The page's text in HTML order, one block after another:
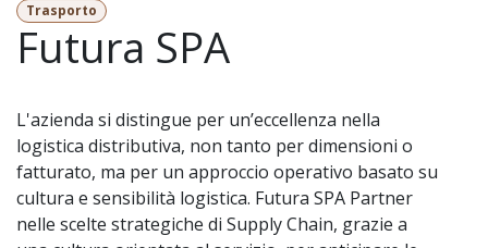
Trasporto
Futura SPA
L'azienda si distingue per un’eccellenza nella
logistica distributiva, non tanto per dimensioni o
fatturato, ma per un approccio operativo basato su
cultura e sensibilità logistica. Futura SPA Partner
nelle scelte strategiche di Supply Chain, grazie a